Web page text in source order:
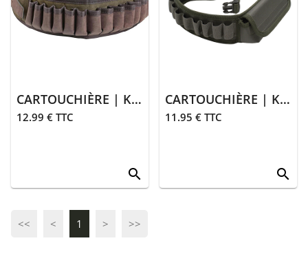
CARTOUCHIÈRE | KAKI
12.99 € TTC
search
CARTOUCHIÈRE | KAKI
11.95 € TTC
search
<< < 1 > >>